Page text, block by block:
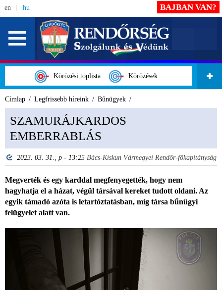
en hu
Körözési toplista Körözések
BAJBAN VAN?
Címlap Legfrissebb híreink Bűnügyek
SZAMURÁJKARDOS
EMBERRABLÁS
2023. 03. 31., p - 13:25 Bács-Kiskun Vármegyei Rendőr-főkapitányság
Megverték és egy karddal megfenyegették, hogy nem
hagyhatja el a házat, végül társával kereket tudott oldani. Az
egyik támadó azóta is letartóztatásban, míg társa bűnügyi
felügyelet alatt van.